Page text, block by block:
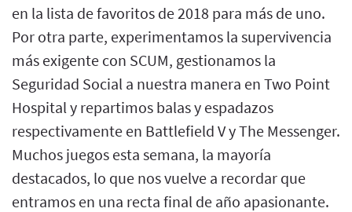
en la lista de favoritos de 2018 para más de uno.
Por otra parte, experimentamos la supervivencia
más exigente con SCUM, gestionamos la
Seguridad Social a nuestra manera en Two Point
Hospital y repartimos balas y espadazos
respectivamente en Battlefield V y The Messenger.
Muchos juegos esta semana, la mayoría
destacados, lo que nos vuelve a recordar que
entramos en una recta final de año apasionante.